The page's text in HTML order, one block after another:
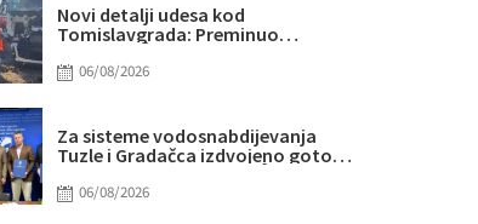
Novi detalji udesa kod
Tomislavgrada: Preminuo
povrijeđenima i beba
06/08/2026
Za sisteme vodosnabdijevanja
Tuzle i Gradačca izdvojeno gotovo
06/08/2026